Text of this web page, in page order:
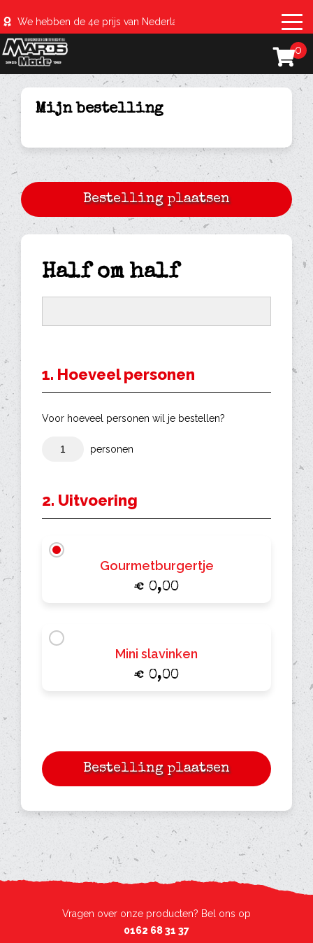
We hebben de 4e prijs van Nederland behaald met de
0
Mijn bestelling
Half om half
1. Hoeveel personen
Voor hoeveel personen wil je bestellen?
personen
2. Uitvoering
Gourmetburgertje
€ 0,00
Mini slavinken
€ 0,00
Vragen over onze producten? Bel ons op
0162 68 31 37